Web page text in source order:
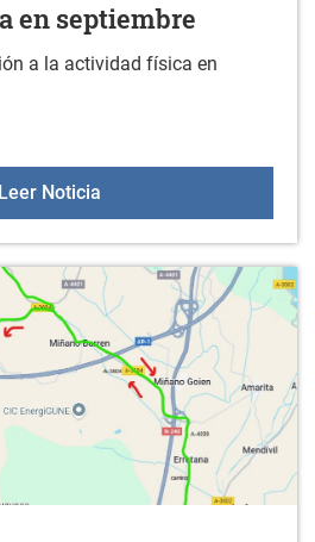
en septiembre
a la actividad física en
Leer NoticiaSesiones de orientación